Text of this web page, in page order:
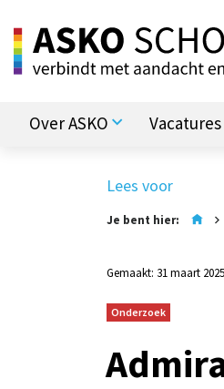
Over ASKO Vacatures
Lees voor
Je bent hier:
Gemaakt: 31 maart 2025
Onderzoek